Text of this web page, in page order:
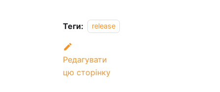
Теги: release
Редагувати
цю сторінку